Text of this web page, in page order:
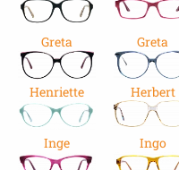
Greta Greta
Henriette Herbert
Inge Ingo